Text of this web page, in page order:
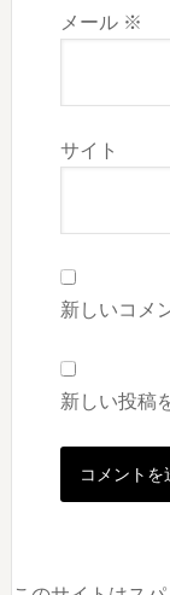
メール ※
サイト
新しいコメ
新しい投稿